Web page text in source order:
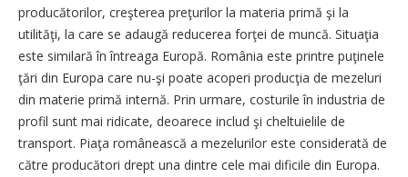
producătorilor, creşterea preţurilor la materia primă şi la
utilităţi, la care se adaugă reducerea forţei de muncă. Situaţia
este similară în întreaga Europă. România este printre puţinele
ţări din Europa care nu-şi poate acoperi producţia de mezeluri
din materie primă internă. Prin urmare, costurile în industria de
profil sunt mai ridicate, deoarece includ şi cheltuielile de
transport. Piaţa românească a mezelurilor este considerată de
către producători drept una dintre cele mai dificile din Europa.